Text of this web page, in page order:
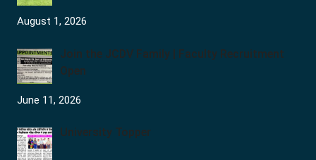
August 1, 2026
Join the JCDV Family | Faculty Recruitment
Open
June 11, 2026
University Topper